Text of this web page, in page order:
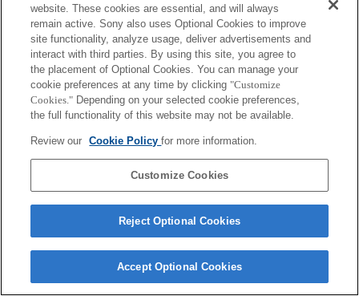
website. These cookies are essential, and will always
remain active. Sony also uses Optional Cookies to improve
site functionality, analyze usage, deliver advertisements and
interact with third parties. By using this site, you agree to
the placement of Optional Cookies. You can manage your
cookie preferences at any time by clicking "Customize
Cookies." Depending on your selected cookie preferences,
the full functionality of this website may not be available.
Review our Cookie Policyfor more information.
Customize Cookies
Reject Optional Cookies
Accept Optional Cookies